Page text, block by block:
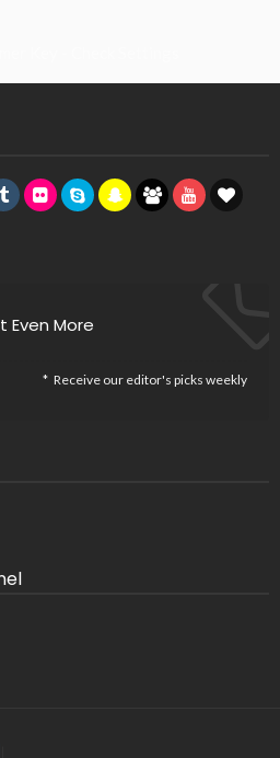
Even More
Receive our editor's picks weekly